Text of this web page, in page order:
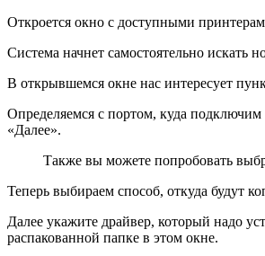
Откроется окно с доступными
Система начнет самостоятельно искать
В открывшемся окне нас интересует
Определяемся с портом, куда
«Далее».
Также вы можете попробовать
Теперь выбираем способ, откуда будут
Далее укажите драйвер, который надо
распакованной папке в этом окне.